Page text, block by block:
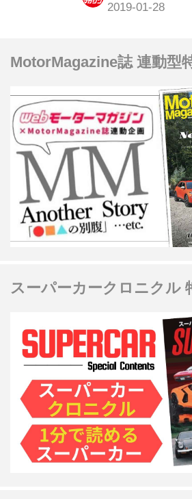
MotorMagazine誌 連動型
スーパーカークロニクル